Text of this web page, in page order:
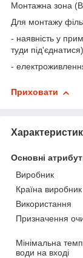
Монтажна зона
Для монтажу
- наявність у
туди
-
Приховати
Основні
Виробник
Країна виробник
Використання
Призначення
Мінімальна
води на вході